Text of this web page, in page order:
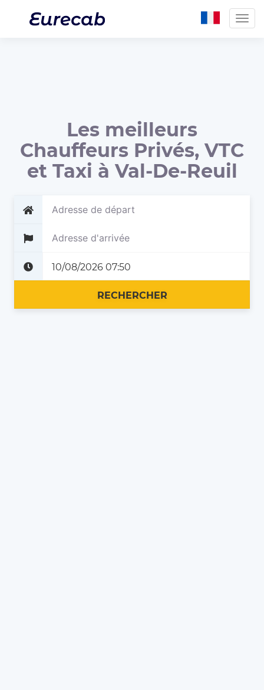
Les meilleurs
Chauffeurs Privés, VTC
et Taxi à Val-De-Reuil
RECHERCHER